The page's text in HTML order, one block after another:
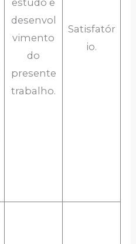
desenvol
vimento
do
presente
trabalho.
Satisfatór
io.